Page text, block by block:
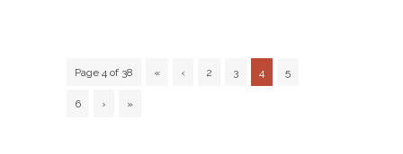
Page 4 of 38 « ‹ 2 3 4 5
6 › »